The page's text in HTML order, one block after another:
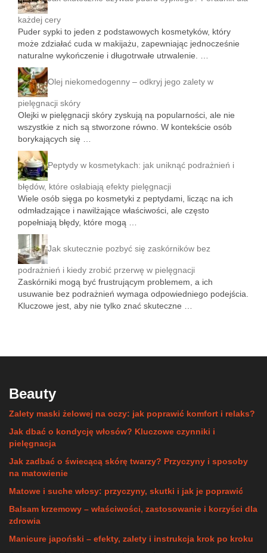
każdej cery
Puder sypki to jeden z podstawowych kosmetyków, który
może zdziałać cuda w makijażu, zapewniając jednocześnie
naturalne wykończenie i długotrwałe utrwalenie. …
Olej niekomedogenny – odkryj jego zalety w
pielęgnacji skóry
Olejki w pielęgnacji skóry zyskują na popularności, ale nie
wszystkie z nich są stworzone równo. W kontekście osób
borykających się …
Peptydy w kosmetykach: jak uniknąć podrażnień i
błędów, które osłabiają efekty pielęgnacji
Wiele osób sięga po kosmetyki z peptydami, licząc na ich
odmładzające i nawilżające właściwości, ale często
popełniają błędy, które mogą …
Jak skutecznie pozbyć się zaskórników bez
podrażnień i kiedy zrobić przerwę w pielęgnacji
Zaskórniki mogą być frustrującym problemem, a ich
usuwanie bez podrażnień wymaga odpowiedniego podejścia.
Kluczowe jest, aby nie tylko znać skuteczne …
Beauty
Zalety maski żelowej na oczy: jak poprawić komfort i relaks?
Jak dbać o kondycję włosów? Kluczowe czynniki i
pielęgnacja
Jak zadbać o świecącą skórę twarzy? Przyczyny i sposoby
na matowienie
Matowe i suche włosy: przyczyny, skutki i jak je poprawić
Balsam krzemowy – właściwości, zastosowanie i korzyści dla
zdrowia
Manicure japoński – efekty, zalety i instrukcja krok po kroku